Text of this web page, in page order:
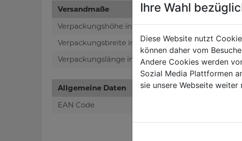
Versandmaße
Verpackungshöhe in mm
Verpackungsbreite in mm
Verpackungslänge in mm
Allgemeine Daten
EAN Code
Ihre Wahl
Diese Website nutzt
können daher vom
Andere Cookies werden
Sozial Media Plattformen
sie unsere Webseite